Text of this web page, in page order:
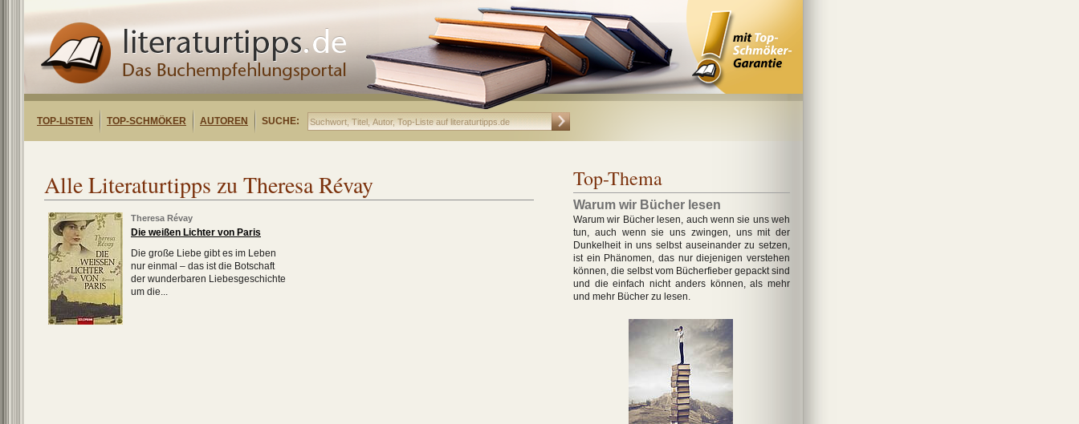
TOP-LISTEN TOP-SCHMÖKER AUTOREN SUCHE:
Alle Literaturtipps zu Theresa Révay
Theresa Révay
Die weißen Lichter von Paris
Die große Liebe gibt es im Leben
nur einmal – das ist die Botschaft
der wunderbaren Liebesgeschichte
um die...
Top-Thema
Warum wir Bücher lesen
Warum wir Bücher lesen, auch wenn sie uns weh
tun, auch wenn sie uns zwingen, uns mit der
Dunkelheit in uns selbst auseinander zu setzen,
ist ein Phänomen, das nur diejenigen verstehen
können, die selbst vom Bücherfieber gepackt sind
und die einfach nicht anders können, als mehr
und mehr Bücher zu lesen.